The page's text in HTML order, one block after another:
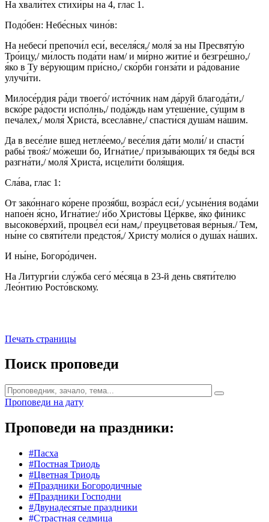
На хвали́тех стихи́ры на 4, глас 1.
Подо́бен: Небе́сных чино́в:
На небеси́ препочи́л еси́, веселя́ся,/ моля́ за ны Пресвяту́ю
Тро́ицу,/ ми́лость пода́ти нам/ и ми́рно житие́ и безгре́шно,/
я́ко в Ту ве́рующим при́сно,/ ско́рби гонза́ти и ра́дование
улучи́ти.
Милосе́рдия ра́ди твоего́/ исто́чник нам да́руй благода́ти,/
вско́ре ра́дости испо́лнь,/ пода́ждь нам утеше́ние, су́щим в
печа́лех,/ моля́ Христа́, всесла́вне,/ спасти́ся душа́м на́шим.
Да в весе́лие вшед нетле́емо,/ весе́лия да́ти моли́/ и спасти́
рабы́ твоя́:/ мо́жеши бо, Игна́тие,/ призыва́ющих тя беды́ вся
разгна́ти,/ моля́ Христа́, исцели́ти боля́щия.
Сла́ва, глас 1:
От зако́ннаго ко́рене прозя́бш, возра́сл еси́,/ усыне́ния вода́ми
напое́н я́сно, Игна́тие:/ и́бо Христо́вы Це́ркве, я́ко фи́никс
высокове́рхий, процве́л еси́ нам,/ преуцве́товая ве́рныя./ Тем,
ны́не со святи́тели предстоя́,/ Христу́ моли́ся о душа́х на́ших.
И ны́не, Богоро́дичен.
На Литурги́и слу́жба сего́ ме́сяца в 23-й день святи́телю
Лео́нтию Росто́вскому.
Печать страницы
Поиск проповеди
Проповеди на дату
Проповеди на праздники:
#Пасха
#Постная Триодь
#Цветная Триодь
#Праздники Богородичные
#Праздники Господни
#Двунадесятые праздники
#Страстная седмица